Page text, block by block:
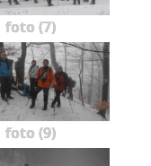
foto (7)
foto (9)